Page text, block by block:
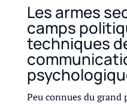
Les armes
camps
techniques
Peu connues du grand